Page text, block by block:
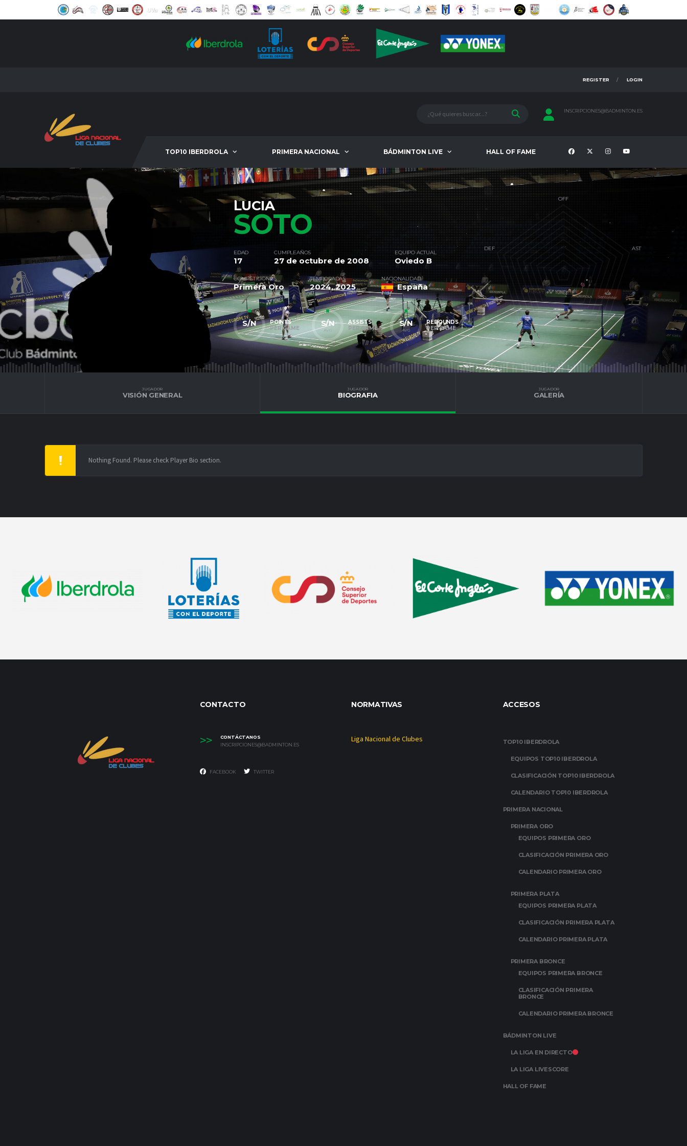
REGISTER LOGIN
INSCRIPCIONES@BADMINTON.ES
TOP10 IBERDROLA PRIMERA NACIONAL BÁDMINTON LIVE HALL OF FAME
LUCIA
SOTO
EDAD
17
CUMPLEAÑOS
27 de octubre de 2008
EQUIPO ACTUAL
Oviedo B
COMPETICIONES
Primera Oro
TEMPORADAS
2024, 2025
NACIONALIDAD
España
S/N
AVG
POINTS
PER GAME
S/N
AVG
ASSISTS
PER GAME
S/N
AVG
REBOUNDS
PER GAME
JUGADOR
VISIÓN GENERAL
JUGADOR
BIOGRAFIA
JUGADOR
GALERÍA
Nothing Found. Please check Player Bio section.
CONTACTO
>>
CONTÁCTANOS
INSCRIPCIONES@BADMINTON.ES
FACEBOOK TWITTER
NORMATIVAS
Liga Nacional de Clubes
ACCESOS
TOP10 IBERDROLA
EQUIPOS TOP10 IBERDROLA
CLASIFICACIÓN TOP10 IBERDROLA
CALENDARIO TOP10 IBERDROLA
PRIMERA NACIONAL
PRIMERA ORO
EQUIPOS PRIMERA ORO
CLASIFICACIÓN PRIMERA ORO
CALENDARIO PRIMERA ORO
PRIMERA PLATA
EQUIPOS PRIMERA PLATA
CLASIFICACIÓN PRIMERA PLATA
CALENDARIO PRIMERA PLATA
PRIMERA BRONCE
EQUIPOS PRIMERA BRONCE
CLASIFICACIÓN PRIMERA
BRONCE
CALENDARIO PRIMERA BRONCE
BÁDMINTON LIVE
LA LIGA EN DIRECTO
LA LIGA LIVESCORE
HALL OF FAME